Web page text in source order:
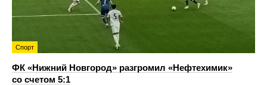
Спорт
ФК «Нижний Новгород» разгромил «Нефтехимик»
со счетом 5:1